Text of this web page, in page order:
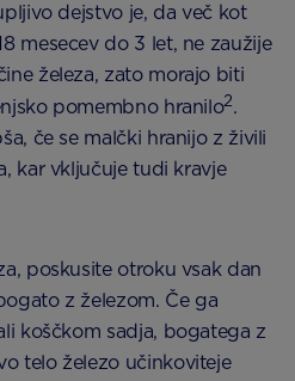
dejstvo je, da več kot
mesecev do 3 let, ne zaužije
železa, zato morajo biti
pomembno hranilo2.
če se malčki hranijo z živili
kar vključuje tudi kravje
poskusite otroku vsak dan
z železom. Če ga
koščkom sadja, bogatega z
telo železo učinkoviteje